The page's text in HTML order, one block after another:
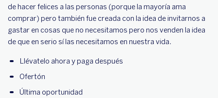
de hacer felices a las personas (porque la mayoría ama
comprar) pero también fue creada con la idea de invitarnos a
gastar en cosas que no necesitamos pero nos venden la idea
de que en serio sí las necesitamos en nuestra vida.
Llévatelo ahora y paga después
Ofertón
Última oportunidad